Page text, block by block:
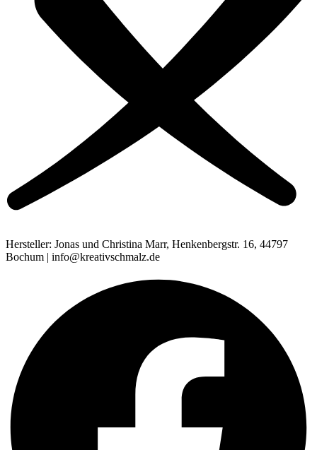
Hersteller: Jonas und Christina Marr, Henkenbergstr. 16, 44797
Bochum | info@kreativschmalz.de